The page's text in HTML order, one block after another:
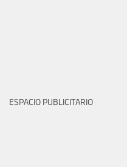
ESPACIO PUBLICITARIO